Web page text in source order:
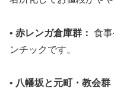
• 赤レンガ倉庫群： 食
ンチックです。
• 八幡坂と元町・教会群